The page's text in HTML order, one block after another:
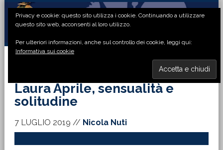
Passa
primaria
Passa
principale
Passa
laterale
Passa
di
Laura Aprile, sensualità e
solitudine
7 LUGLIO 2019 // Nicola Nuti
Privacy e cookie: questo sito utilizza i cookie. Continuando a utilizzare
questo sito web, acconsenti al loro utilizzo.
Per ulteriori informazioni, anche sul controllo dei cookie, leggi qui:
Informativa sui cookie